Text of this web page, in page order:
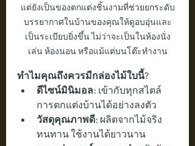
แต่ยังเป็นของตกแต่งชิ้นงามที่ช่วยยกระดับ
บรรยากาศในบ้านของคุณให้ดูอบอุ่นและ
เป็นระเบียบยิ่งขึ้น ไม่ว่าจะเป็นในห้องนั่ง
เล่น ห้องนอน หรือแม้แต่บนโต๊ะทำงาน
ทำไมคุณถึงควรมีกล่องไม้ใบนี้?
ดีไซน์มินิมอล: เข้ากับทุกสไตล์
การตกแต่งบ้านได้อย่างลงตัว
วัสดุคุณภาพดี: ผลิตจากไม้จริง
ทนทาน ใช้งานได้ยาวนาน